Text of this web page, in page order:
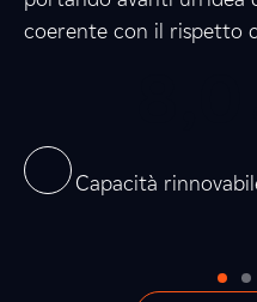
coerente con il rispetto
0
Capacità